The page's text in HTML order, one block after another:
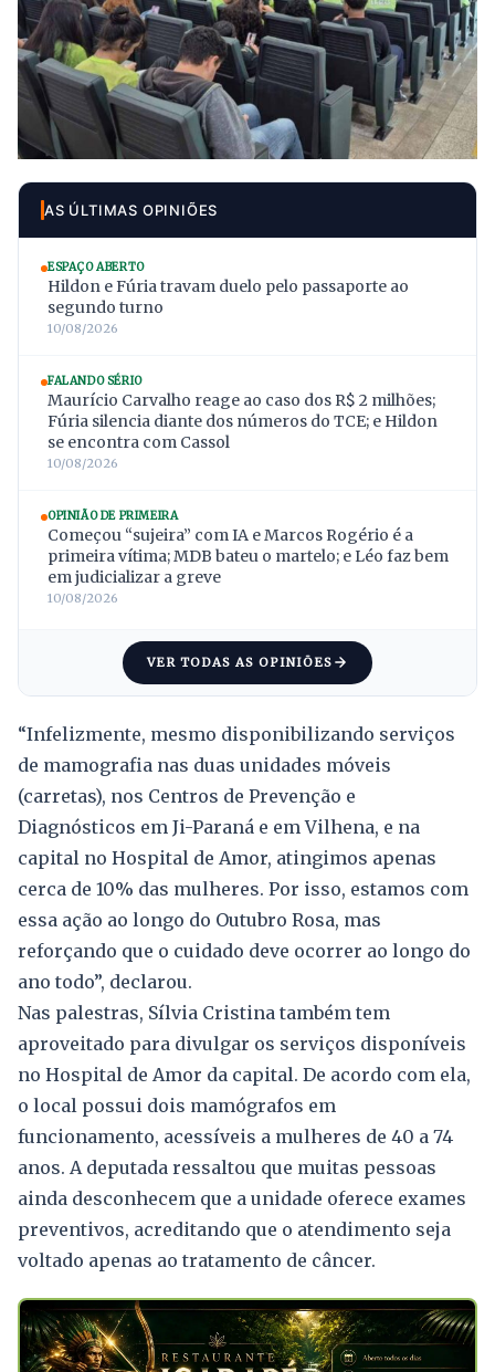
AS ÚLTIMAS OPINIÕES
ESPAÇO ABERTO
Hildon e Fúria travam duelo pelo passaporte ao
segundo turno
10/08/2026
FALANDO SÉRIO
Maurício Carvalho reage ao caso dos R$ 2 milhões;
Fúria silencia diante dos números do TCE; e Hildon
se encontra com Cassol
10/08/2026
OPINIÃO DE PRIMEIRA
Começou “sujeira” com IA e Marcos Rogério é a
primeira vítima; MDB bateu o martelo; e Léo faz bem
em judicializar a greve
10/08/2026
VER TODAS AS OPINIÕES
“Infelizmente, mesmo disponibilizando serviços
de mamografia nas duas unidades móveis
(carretas), nos Centros de Prevenção e
Diagnósticos em Ji-Paraná e em Vilhena, e na
capital no Hospital de Amor, atingimos apenas
cerca de 10% das mulheres. Por isso, estamos com
essa ação ao longo do Outubro Rosa, mas
reforçando que o cuidado deve ocorrer ao longo do
ano todo”, declarou.
Nas palestras, Sílvia Cristina também tem
aproveitado para divulgar os serviços disponíveis
no Hospital de Amor da capital. De acordo com ela,
o local possui dois mamógrafos em
funcionamento, acessíveis a mulheres de 40 a 74
anos. A deputada ressaltou que muitas pessoas
ainda desconhecem que a unidade oferece exames
preventivos, acreditando que o atendimento seja
voltado apenas ao tratamento de câncer.